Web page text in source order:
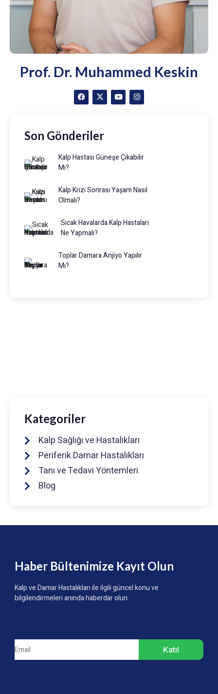
Prof. Dr. Muhammed Keskin
Son Gönderiler
Kalp Hastası Güneşe Çıkabilir
Mi?
Kalp Krizi Sonrası Yaşam Nasıl
Olmalı?
Sıcak Havalarda Kalp Hastaları
Ne Yapmalı?
Toplar Damara Anjiyo Yapılır
Mı?
Kategoriler
Kalp Sağlığı ve Hastalıkları
Periferik Damar Hastalıkları
Tanı ve Tedavi Yöntemleri
Blog
Haber Bültenimize Kayıt Olun
Kalp ve Damar Hastalıkları ile ilgili güncel konu ve
bilgilendirmeleri anında haberdar olun.
Katıl